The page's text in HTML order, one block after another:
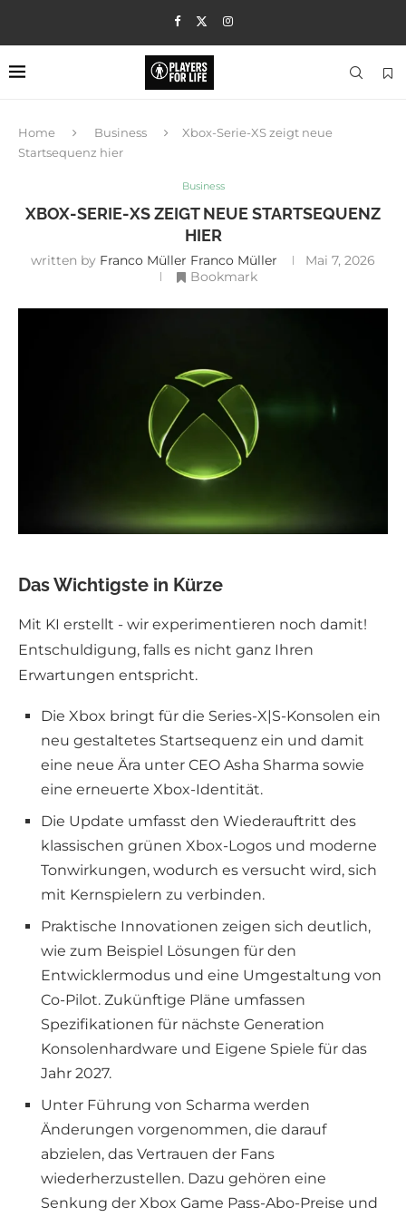
Home Business
Xbox-Serie-XS zeigt neue
Startsequenz hier
Business
XBOX-SERIE-XS ZEIGT NEUE STARTSEQUENZ
HIER
written by Franco Müller Franco Müller
Mai 7, 2026
Bookmark
Das Wichtigste in Kürze
Mit KI erstellt - wir experimentieren noch damit!
Entschuldigung, falls es nicht ganz Ihren
Erwartungen entspricht.
Die Xbox bringt für die Series-X|S-Konsolen ein
neu gestaltetes Startsequenz ein und damit
eine neue Ära unter CEO Asha Sharma sowie
eine erneuerte Xbox-Identität.
Die Update umfasst den Wiederauftritt des
klassischen grünen Xbox-Logos und moderne
Tonwirkungen, wodurch es versucht wird, sich
mit Kernspielern zu verbinden.
Praktische Innovationen zeigen sich deutlich,
wie zum Beispiel Lösungen für den
Entwicklermodus und eine Umgestaltung von
Co-Pilot. Zukünftige Pläne umfassen
Spezifikationen für nächste Generation
Konsolenhardware und Eigene Spiele für das
Jahr 2027.
Unter Führung von Scharma werden
Änderungen vorgenommen, die darauf
abzielen, das Vertrauen der Fans
wiederherzustellen. Dazu gehören eine
Senkung der Xbox Game Pass-Abo-Preise und